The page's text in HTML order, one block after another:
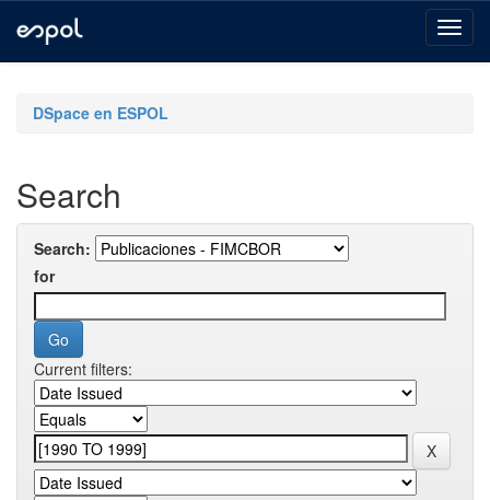
navigationDSpace en ESPOL
Search
Search:
for
Current filters: